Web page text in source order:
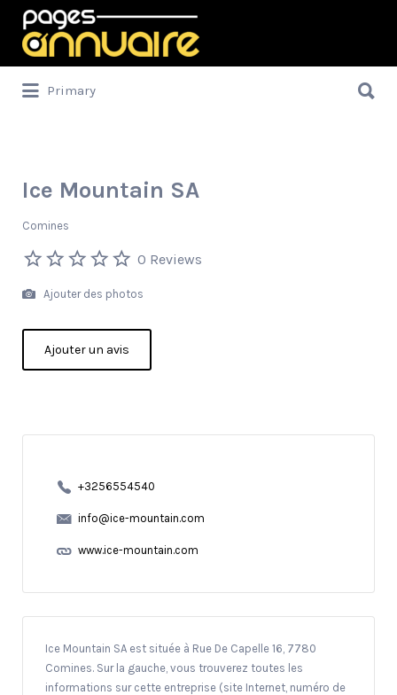
Rechercher:
Primary
Ice Mountain SA
Comines
0 Reviews
Ajouter des photos
Ajouter un avis
+3256554540
info@ice-mountain.com
www.ice-mountain.com
Ice Mountain SA est située à Rue De Capelle 16, 7780
Comines. Sur la gauche, vous trouverez toutes les
informations sur cette entreprise (site Internet, numéro de